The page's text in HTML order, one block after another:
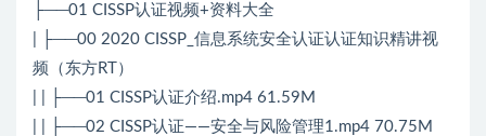
├──01 CISSP认证视频+资料大全
| ├──00 2020 CISSP_信息系统安全认证认证知识精讲视
频（东方RT）
| | ├──01 CISSP认证介绍.mp4 61.59M
| | ├──02 CISSP认证——安全与风险管理1.mp4 70.75M